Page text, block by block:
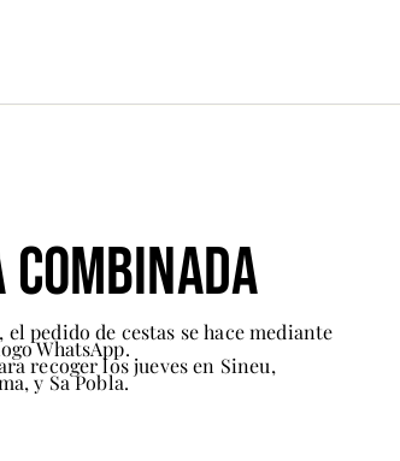
combinada
pedido de cestas se hace mediante
WhatsApp.
recoger los jueves en Sineu,
y Sa Pobla.
oferta